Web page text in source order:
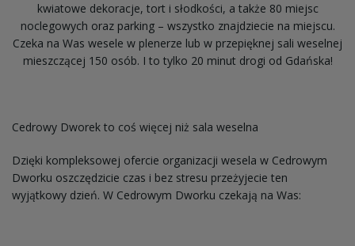
kwiatowe dekoracje, tort i słodkości, a także 80 miejsc
noclegowych oraz parking – wszystko znajdziecie na miejscu.
Czeka na Was wesele w plenerze lub w przepięknej sali weselnej
mieszczącej 150 osób. I to tylko 20 minut drogi od Gdańska!
Cedrowy Dworek to coś więcej niż sala weselna
Dzięki kompleksowej ofercie organizacji wesela w Cedrowym
Dworku oszczędzicie czas i bez stresu przeżyjecie ten
wyjątkowy dzień. W Cedrowym Dworku czekają na Was: